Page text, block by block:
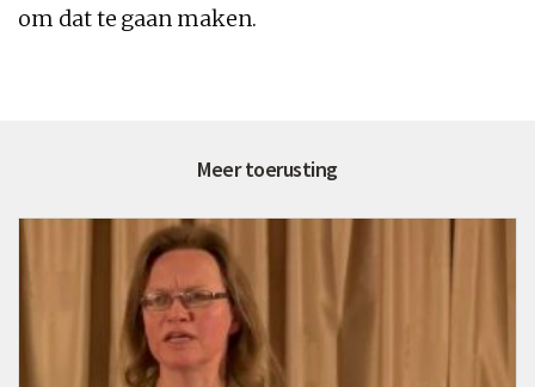
om dat te gaan maken.
Meer toerusting